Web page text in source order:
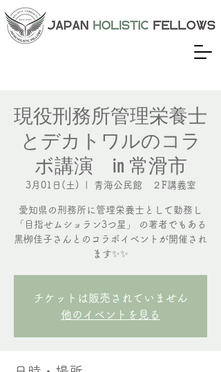
現役刑務所管理栄養士
とデカトワルのコラ
ボ講演 in 常滑市
3月01日(土) 青海公民館 ２F講義室
愛知県の刑務所に管理栄養士として勤務し
「目指せムショラン3つ星」 の著者でもある
黒栁佳子さんとのコラボイベントが開催され
ます✨✨
チケットは販売されていません
他のイベントを見る